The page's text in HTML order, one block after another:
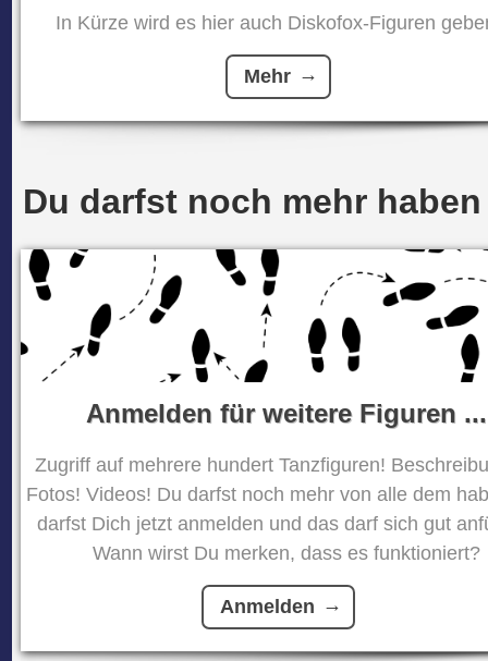
In Kürze wird es hier auch Diskofox-Figuren
Mehr
Du darfst noch mehr haben
Anmelden für weitere Figuren ...
Zugriff auf mehrere hundert Tanzfiguren!
Fotos! Videos! Du darfst noch mehr von alle dem
darfst Dich jetzt anmelden und das darf sich gut
Wann wirst Du merken, dass es funktioniert?
Anmelden